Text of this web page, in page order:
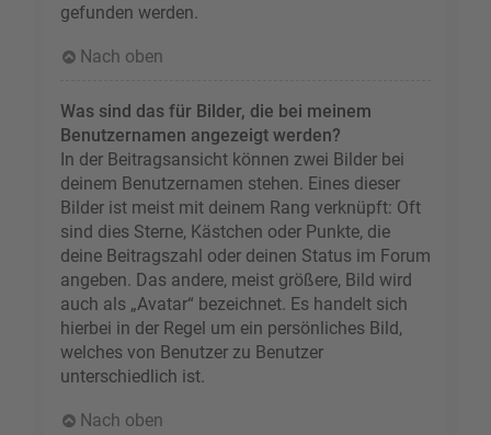
gefunden werden.
Nach oben
Was sind das für Bilder, die bei meinem
Benutzernamen angezeigt werden?
In der Beitragsansicht können zwei Bilder bei
deinem Benutzernamen stehen. Eines dieser
Bilder ist meist mit deinem Rang verknüpft: Oft
sind dies Sterne, Kästchen oder Punkte, die
deine Beitragszahl oder deinen Status im Forum
angeben. Das andere, meist größere, Bild wird
auch als „Avatar“ bezeichnet. Es handelt sich
hierbei in der Regel um ein persönliches Bild,
welches von Benutzer zu Benutzer
unterschiedlich ist.
Nach oben